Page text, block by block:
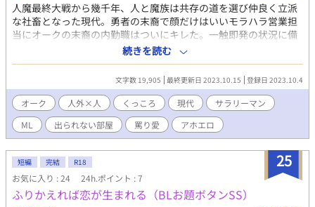
人魔最終大戦から幾千年、人と魔族は共存の道を選び仲良く立派
な社畜となった現代。勇者の末裔で顔だけはいいモラハラ営業担
当にオークの末裔の内勤職はついにキレた。一触即発の状況に備
品破損回避のため二人は「○○○しないと出られない」と噂され
る第6打合せ室へ入れられる。 性技に特化したオーク筋×自意識
過剰・適応能力カンスト勇者筋のアホエロ。 「良識人な大久さん
をブチ切れさせるなんて優士屋どんだけだよ」なプチクズが耐性
スキルで抗いながらもぐちゃドロにされる話が読みたい方向け。
全9話の予定です。「社畜になったオークと勇者。」より改題。
続きを読む
文字数 19,905 最終更新日 2023.10.15 登録日 2023.10.4
オーク 人外×人 くっころ 現代
サラリーマン
ML
出られない部屋 罵り愛 アホエロ
25
短編 完結 R18
お気に入り : 24 24h.ポイント : 7
ふりかえれば恋が生まれる（BLお題ボタンSS）